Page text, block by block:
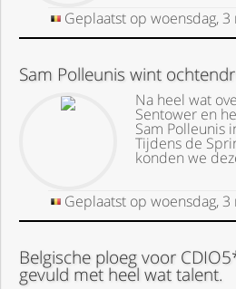
Geplaatst op woensdag,
Sam Polleunis wint
Na heel wat
Sentower en
Sam Polleunis
Tijdens de
konden we
Geplaatst op woensdag,
Belgische ploeg voor
gevuld met heel wat talent.